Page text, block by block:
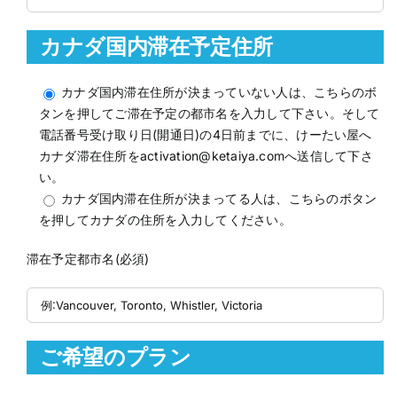
カナダ国内滞在予定住所
カナダ国内滞在住所が決まっていない人は、こちらのボ
タンを押してご滞在予定の都市名を入力して下さい。そして
電話番号受け取り日(開通日)の4日前までに、けーたい屋へ
カナダ滞在住所をactivation@ketaiya.comへ送信して下さ
い。
カナダ国内滞在住所が決まってる人は、こちらのボタン
を押してカナダの住所を入力してください。
滞在予定都市名(必須)
ご希望のプラン